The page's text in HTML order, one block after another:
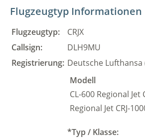
Flugzeugtyp Informationen
Flugzeugtyp:
CRJX
Callsign:
DLH9MU
Registrierung: Deutsche Lufthansa
Modell
CL-600 Regional Jet
Regional Jet CRJ-
*Typ / Klasse: